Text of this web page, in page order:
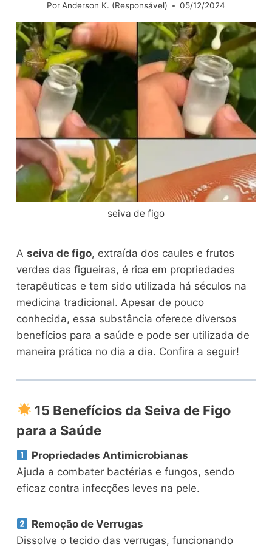
PorAnderson K. (Responsável) 05/12/2024
seiva de figo
Aseiva de figo, extraída dos caules e frutos
verdes das figueiras, é rica em propriedades
terapêuticas e tem sido utilizada há séculos na
medicina tradicional. Apesar de pouco
conhecida, essa substância oferece diversos
benefícios para a saúde e pode ser utilizada de
maneira prática no dia a dia. Confira a seguir!
15 Benefícios da Seiva de Figo
para a Saúde
Propriedades Antimicrobianas
Ajuda a combater bactérias e fungos, sendo
eficaz contra infecções leves na pele.
Remoção de Verrugas
Dissolve o tecido das verrugas, funcionando